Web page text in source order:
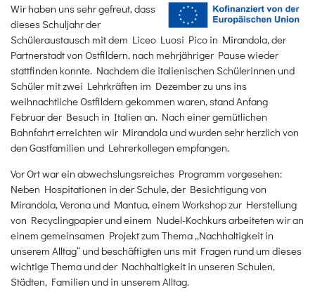
Wir haben uns sehr gefreut, dass
dieses Schuljahr der
Schüleraustausch mit dem Liceo Luosi Pico in Mirandola, der
Partnerstadt von Ostfildern, nach mehrjähriger Pause wieder
stattfinden konnte. Nachdem die italienischen Schülerinnen und
Schüler mit zwei Lehrkräften im Dezember zu uns ins
weihnachtliche Ostfildern gekommen waren, stand Anfang
Februar der Besuch in Italien an. Nach einer gemütlichen
Bahnfahrt erreichten wir Mirandola und wurden sehr herzlich von
den Gastfamilien und Lehrerkollegen empfangen.
Vor Ort war ein abwechslungsreiches Programm vorgesehen:
Neben Hospitationen in der Schule, der Besichtigung von
Mirandola, Verona und Mantua, einem Workshop zur Herstellung
von Recyclingpapier und einem Nudel-Kochkurs arbeiteten wir an
einem gemeinsamen Projekt zum Thema „Nachhaltigkeit in
unserem Alltag“ und beschäftigten uns mit Fragen rund um dieses
wichtige Thema und der Nachhaltigkeit in unseren Schulen,
Städten, Familien und in unserem Alltag.